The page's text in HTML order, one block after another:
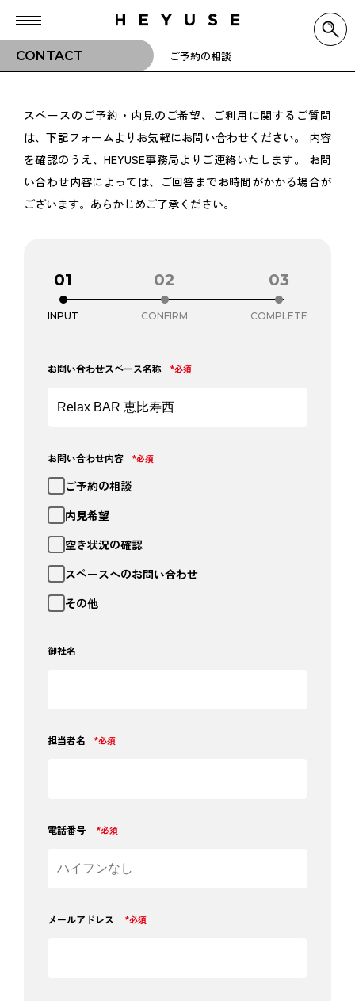
CONTACT ご予約の相談
スペースのご予約・内見のご希望、ご利用に関するご質問
は、下記フォームよりお気軽にお問い合わせください。
内容
を確認のうえ、HEYUSE事務局よりご連絡いたします。
お問
い合わせ内容によっては、ご回答までお時間がかかる場合が
ございます。あらかじめご了承ください。
01
INPUT
02
CONFIRM
03
COMPLETE
お問い合わせスペース名称 *必須
お問い合わせ内容 *必須
ご予約の相談
内見希望
空き状況の確認
スペースへのお問い合わせ
その他
御社名
担当者名 *必須
電話番号 *必須
メールアドレス *必須